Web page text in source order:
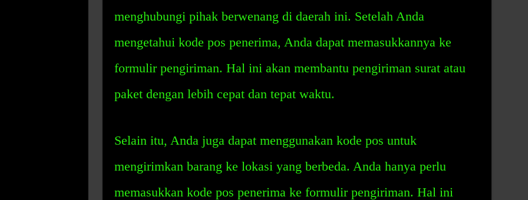
menghubungi pihak berwenang di daerah ini. Setelah Anda
mengetahui kode pos penerima, Anda dapat memasukkannya ke
formulir pengiriman. Hal ini akan membantu pengiriman surat atau
paket dengan lebih cepat dan tepat waktu.
Selain itu, Anda juga dapat menggunakan kode pos untuk
mengirimkan barang ke lokasi yang berbeda. Anda hanya perlu
memasukkan kode pos penerima ke formulir pengiriman. Hal ini